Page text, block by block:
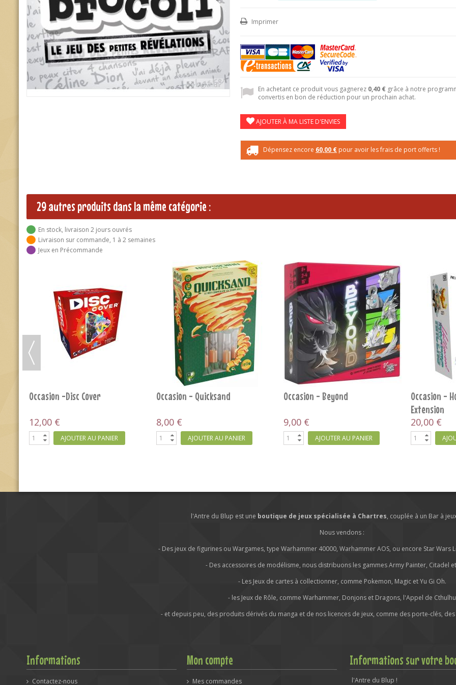
Agrandir
Imprimer
En achetant ce produit vous gagnerez 0,40 € grâce à notre
convertis en bon de réduction pour un prochain achat.
AJOUTER À MA LISTE D'ENVIES
Dépensez encore 60,00 €pour avoir les frais de port offerts !
29 autres produits dans la même catégorie :
En stock, livraison 2 jours ouvrés
Livraison sur commande, 1 à 2 semaines
Jeux en Précommande
Occasion - Inspecteur Leflair
AJOUTER AU PANIER
Occasion - Non Merci
8,00 €
AJOUTER AU PANIER
RUPTURE DE STOCK
Occasion - Mandalorian
Adventures
28,00 €
RUPTURE
Occasion -
15,00 €
l'Antre du Blup est une boutique de jeux spécialisée à Chartres, couplée à un Bar à
Nous vendons :
- Des jeux de figurines ou Wargames, type Warhammer 40000, Warhammer AOS, ou encore Star Wars
- Des accessoires de modélisme, nous distribuons les gammes Army Painter, Citadel
- Les Jeux de cartes à collectionner, comme Pokemon, Magic et Yu Gi Oh.
- les Jeux de Rôle, comme Warhammer, Donjons et Dragons, l'Appel de Cthulhu
- et depuis peu, des produits dérivés du manga et de nos licences de jeux, comme des porte-clés,
Informations
Contactez-nous
Mon compte
Mes commandes
Informations sur votre
l'Antre du Blup !